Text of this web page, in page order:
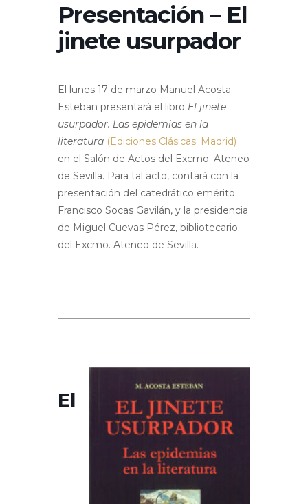
Presentación – El
jinete usurpador
El lunes 17 de marzo Manuel Acosta
Esteban presentará el libro El jinete
usurpador. Las epidemias en la
literatura (Ediciones Clásicas. Madrid)
en el Salón de Actos del Excmo. Ateneo
de Sevilla. Para tal acto, contará con la
presentación del catedrático emérito
Francisco Socas Gavilán, y la presidencia
de Miguel Cuevas Pérez, bibliotecario
del Excmo. Ateneo de Sevilla.
El